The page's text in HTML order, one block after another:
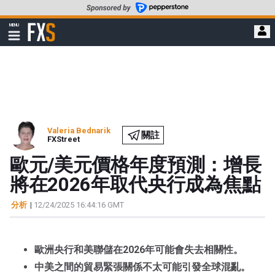
至
要
MENU
顯
示
FXStreet
Valeria Bednarik
FXStreet
關註
歐元/美元價格年度預測：增長
將在2026年取代央行成為焦點
分析 | 12/24/2025 16:44:16 GMT
歐洲央行和美聯儲在2026年可能會失去相關性。
中美之間的貿易緊張關係不太可能引發全球混亂。